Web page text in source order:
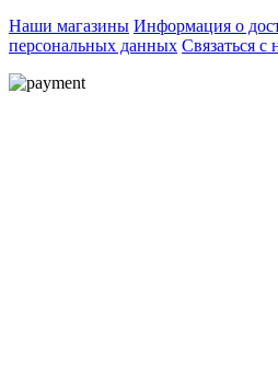
Наши магазины Информация о
персональных данных Связаться с